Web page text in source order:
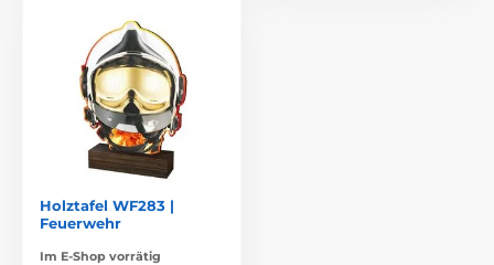
Holztafel WF283 |
Feuerwehr
Im E-Shop vorrätig